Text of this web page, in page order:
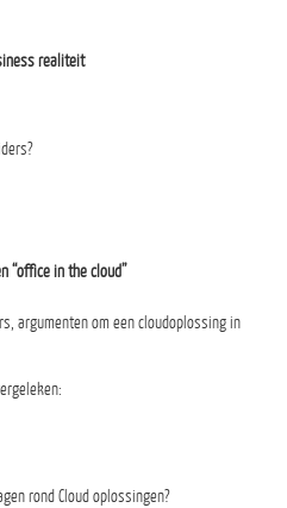
realiteit
“office in the cloud”
argumenten om een cloudoplossing in
rond Cloud oplossingen?